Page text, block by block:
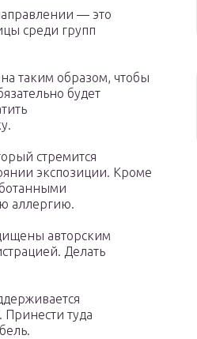
— это
среди групп
таким образом, чтобы
будет
стремится
экспозиции. Кроме
аллергию.
авторским
Делать
Принести туда